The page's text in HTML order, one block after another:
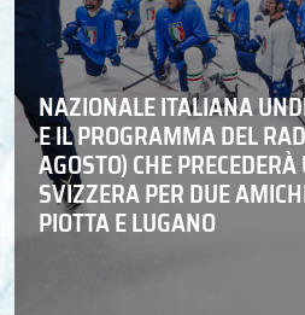
NAZIONALE ITALIANA
E IL PROGRAMMA DEL
AGOSTO) CHE
SVIZZERA PER DUE
PIOTTA E LUGANO